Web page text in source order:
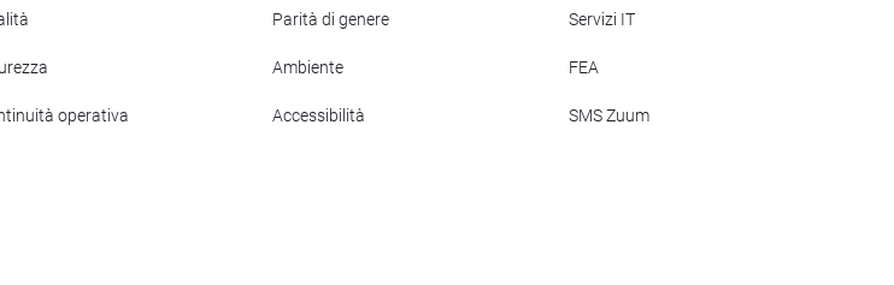
operativa
Parità di genere
Ambiente
Accessibilità
Servizi IT
FEA
SMS Zuum